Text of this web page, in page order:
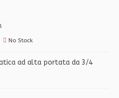
No Stock
ad alta portata da 3/4